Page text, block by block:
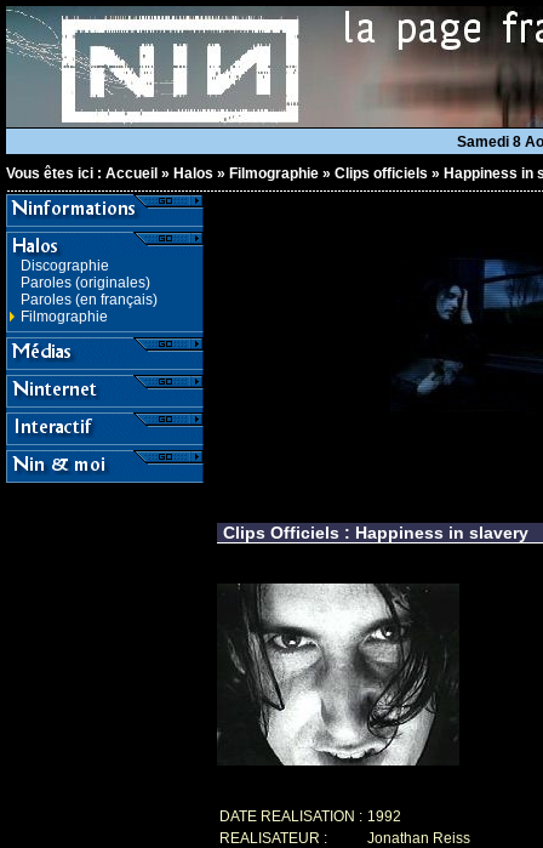
Samedi 8
Vous êtes ici : Accueil » Halos » Filmographie » Clips officiels » Happiness in
Discographie
Paroles (originales)
Paroles (en français)
Filmographie
Clips Officiels : Happiness in slavery
DATE REALISATION : 1992
REALISATEUR :
Jonathan Reiss